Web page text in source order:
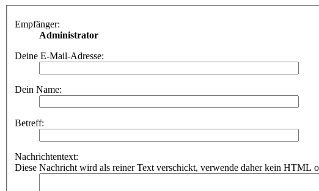
Empfänger:
Administrator
Deine E-Mail-Adresse:
Dein Name:
Betreff:
Nachrichtentext:
Diese Nachricht wird als reiner Text verschickt, verwende daher kein